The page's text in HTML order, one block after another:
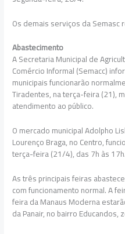
Os demais serviços da
Abastecimento
A Secretaria Municipal de
Comércio Informal (Semacc)
municipais funcionarão
Tiradentes, na terça-feira (21),
atendimento ao público.
O mercado municipal Adolpho
Lourenço Braga, no Centro,
terça-feira (21/4), das 7h às 17h.
As três principais feiras
com funcionamento normal. A
feira da Manaus Moderna
da Panair, no bairro Educandos,